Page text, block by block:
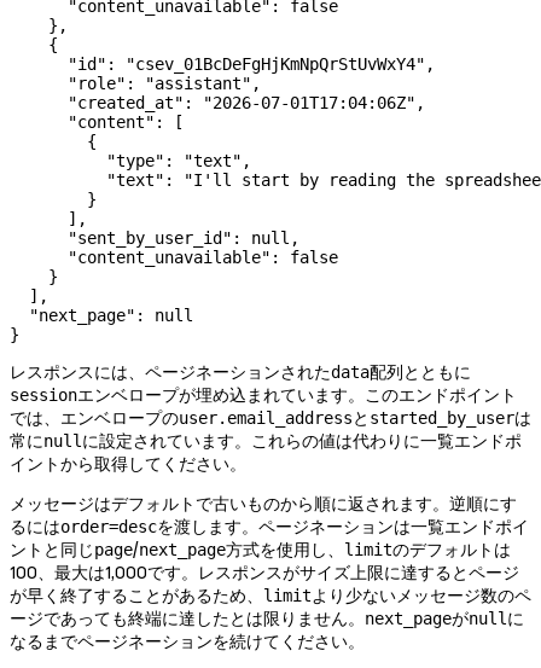
      "content_unavailable"
: false
    },
    {
      "id"
: "csev_01BcDeFgHjKmNpQrStUvWxY4" ,
      "role"
: "assistant" ,
      "created_at"
: "2026-07-01T17:04:06Z" ,
      "content"
: [
        {
          "type"
: "text" ,
          "text"
:
"I'll start by reading the
        }
      ],
      "sent_by_user_id"
: null ,
      "content_unavailable"
: false
    }
  ],
  "next_page"
: null
}
レスポンスには、ページネーションされたdata配列とともに
sessionエンベロープが埋め込まれています。このエンドポイント
では、エンベロープのuser.email_addressと started_by_userは
常にnull に設定されています。これらの値は代わりに一覧エンドポ
イントから取得してください。
メッセージはデフォルトで古いものから順に返されます。逆順にす
るにはorder=descを渡します。ページネーションは一覧エンドポイ
ントと同じpage/next_page方式を使用し、 limitのデフォルトは
100、最大は1,000です。レスポンスがサイズ上限に達するとページ
が早く終了することがあるため、
limitより少ないメッセージ数のペ
ージであっても終端に達したとは限りません。
next_pageがnull に
なるまでページネーションを続けてください。